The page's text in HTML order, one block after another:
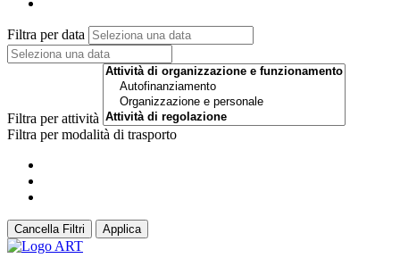
Filtra per data
Filtra per attività
Filtra per modalità di trasporto
Cancella Filtri Applica